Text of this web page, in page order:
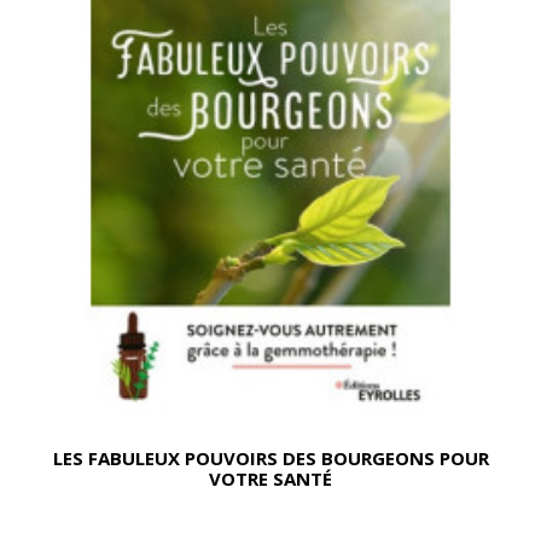
LES FABULEUX POUVOIRS DES BOURGEONS POUR
VOTRE SANTÉ